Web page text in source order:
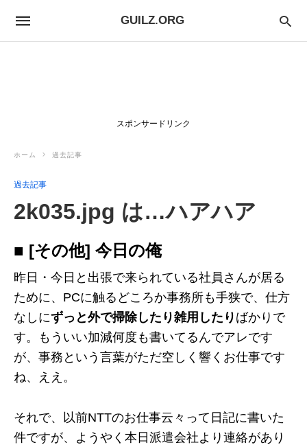
GUILZ.ORG
スポンサードリンク
ホーム 過去記事
過去記事
2k035.jpg は…ハアハア
■ [その他] 今日の俺
昨日・今日と出張で来られている社員さんが居る
ために、PCに触るどころか事務所も手狭で、仕方
なしにずっと外で掃除したり雑用したり ばかりで
す。もういい加減何度も書いてるんでアレです
が、事務という言葉がただ空しく響くお仕事です
ね、ええ。
それで、以前NTTのお仕事云々って日記に書いた
件ですが、ようやく本日派遣会社より連絡があり